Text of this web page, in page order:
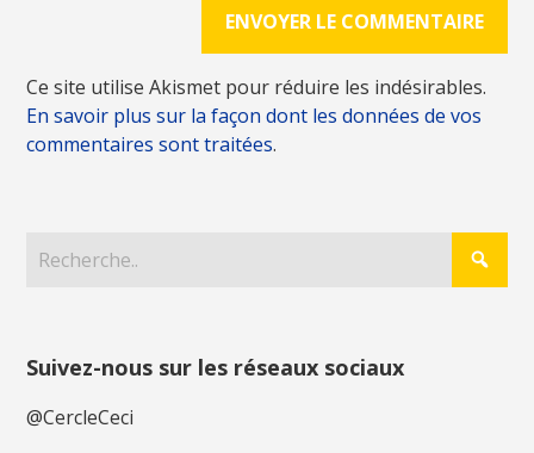
Ce site utilise Akismet pour réduire les indésirables.
En savoir plus sur la façon dont les données de vos
commentaires sont traitées.
Suivez-nous sur les réseaux sociaux
@CercleCeci